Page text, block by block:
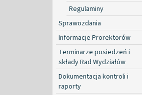
Regulaminy
Sprawozdania
Informacje Prorektorów
Terminarze posiedzeń i
składy Rad Wydziałów
Dokumentacja kontroli i
raporty